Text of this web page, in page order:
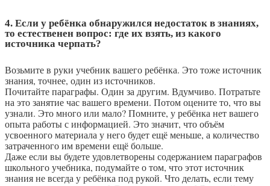
4. Если у ребёнка обнаружился недостаток в знаниях,
то естественен вопрос: где их взять, из какого
источника черпать?
Возьмите в руки учебник вашего ребёнка. Это тоже источник
знания, точнее, один из источников.
Почитайте параграфы. Один за другим. Вдумчиво. Потратьте
на это занятие час вашего времени. Потом оцените то, что вы
узнали. Это много или мало? Помните, у ребёнка нет вашего
опыта работы с информацией. Это значит, что объём
усвоенного материала у него будет ещё меньше, а количество
затраченного им времени ещё больше.
Даже если вы будете удовлетворены содержанием параграфов
школьного учебника, подумайте о том, что этот источник
знания не всегда у ребёнка под рукой. Что делать, если тему